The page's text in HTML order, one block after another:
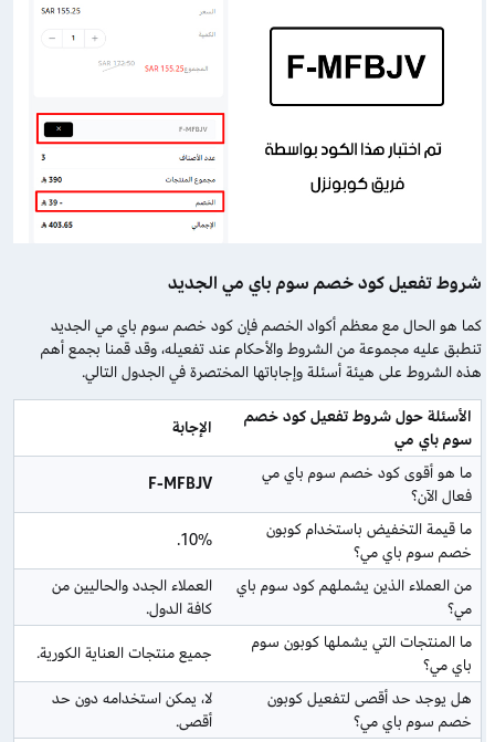
شروط تفعيل كود خصم سوم باي مي الجديد
كما هو الحال مع معظم أكواد الخصم فإن كود خصم سوم باي مي الجديد
تنطبق عليه مجموعة من الشروط والأحكام عند تفعيله، وقد قمنا بجمع أهم
هذه الشروط على هيئة أسئلة وإجاباتها المختصرة في الجدول التالي.
الأسئلة حول شروط تفعيل كود خصم
سوم باي مي
الإجابة
ما هو أقوى كود خصم سوم باي مي
فعال الآن؟
F-MFBJV
ما قيمة التخفيض باستخدام كوبون
خصم سوم باي مي؟
10%.
من العملاء الذين يشملهم كود سوم باي
مي؟
العملاء الجدد والحاليين من
كافة الدول.
ما المنتجات التي يشملها كوبون سوم
باي مي؟
جميع منتجات العناية الكورية.
هل يوجد حد أقصى لتفعيل كوبون
خصم سوم باي مي؟
لا، يمكن استخدامه دون حد
أقصى.